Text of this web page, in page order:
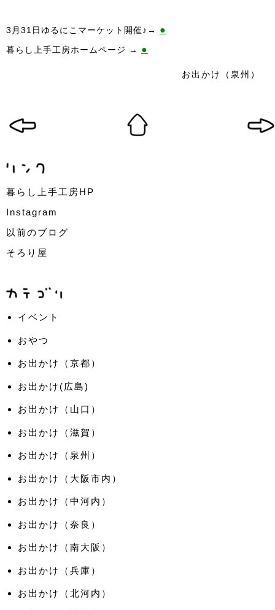
3月31日ゆるにこマーケット開催♪→ ●
暮らし上手工房ホームページ → ●
お出かけ（泉州）
暮らし上手工房HP
Instagram
以前のブログ
そろり屋
イベント
おやつ
お出かけ（京都）
お出かけ(広島)
お出かけ（山口）
お出かけ（滋賀）
お出かけ（泉州）
お出かけ（大阪市内）
お出かけ（中河内）
お出かけ（奈良）
お出かけ（南大阪）
お出かけ（兵庫）
お出かけ（北河内）